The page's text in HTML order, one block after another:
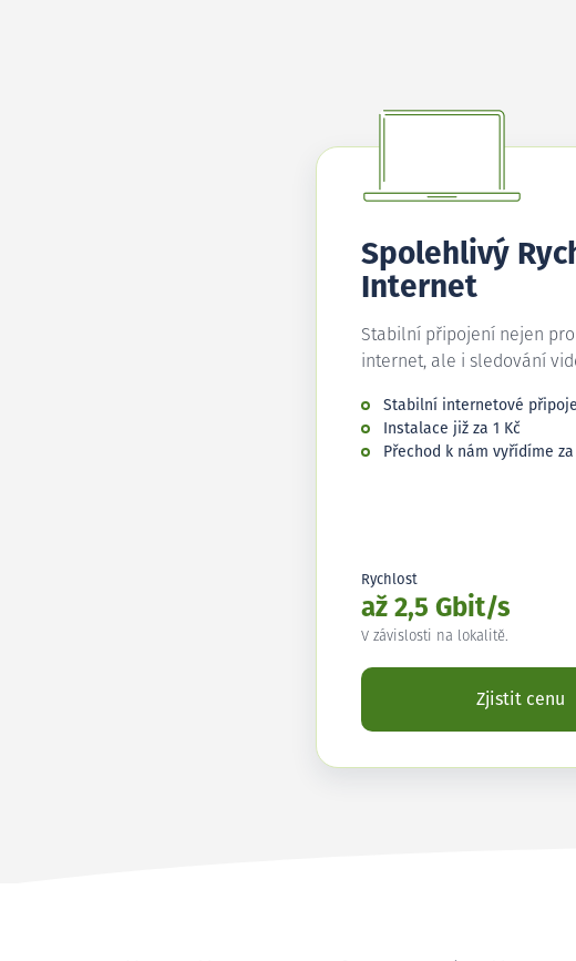
Spolehlivý
Internet
Stabilní připojení nejen
internet, ale i sledování
Stabilní internetové
Instalace již za 1 Kč
Přechod k nám vyřídíme za
Rychlost
až 2,5 Gbit/s
V závislosti na lokalitě.
Zjistit cenu